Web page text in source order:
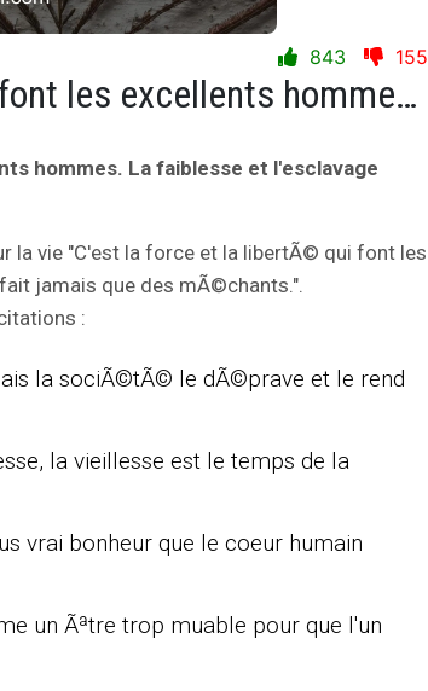
843 155
C'est la force et la libertÃ© qui font les excellents hommes. La faiblesse et l'esclavage n'ont fait jamais que des mÃ©chants.
hommes. La faiblesse et l'esclavage
la vie "C'est la force et la libertÃ© qui font les
jamais que des mÃ©chants.".
:
la sociÃ©tÃ© le dÃ©prave et le rend
la vieillesse est le temps de la
vrai bonheur que le coeur humain
un Ãªtre trop muable pour que l'un